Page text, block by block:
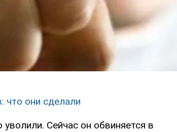
что они сделали
Сейчас он обвиняется в